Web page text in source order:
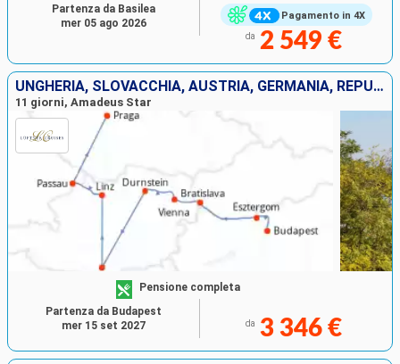
Pagamento in 4X
da 2 549 €
Partenza da Basilea
mer 05 ago 2026
UNGHERIA, SLOVACCHIA, AUSTRIA, GERMANIA, REPUBBLICA CECA
11 giorni, Amadeus Star
Pensione completa
da 3 346 €
Partenza da Budapest
mer 15 set 2027